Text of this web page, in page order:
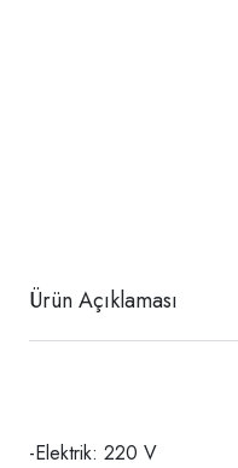
Ürün Açıklaması
-Elektrik: 220 V